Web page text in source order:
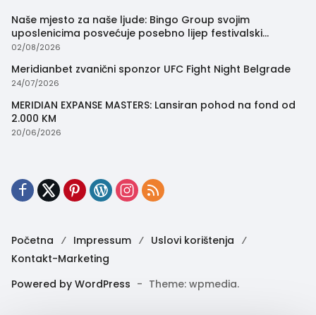
Naše mjesto za naše ljude: Bingo Group svojim
uposlenicima posvećuje posebno lijep festivalski
trenutak
02/08/2026
Meridianbet zvanični sponzor UFC Fight Night Belgrade
24/07/2026
MERIDIAN EXPANSE MASTERS: Lansiran pohod na fond od
2.000 KM
20/06/2026
Početna Impressum
Uslovi korištenja
Kontakt-Marketing
Powered by WordPress - Theme: wpmedia.